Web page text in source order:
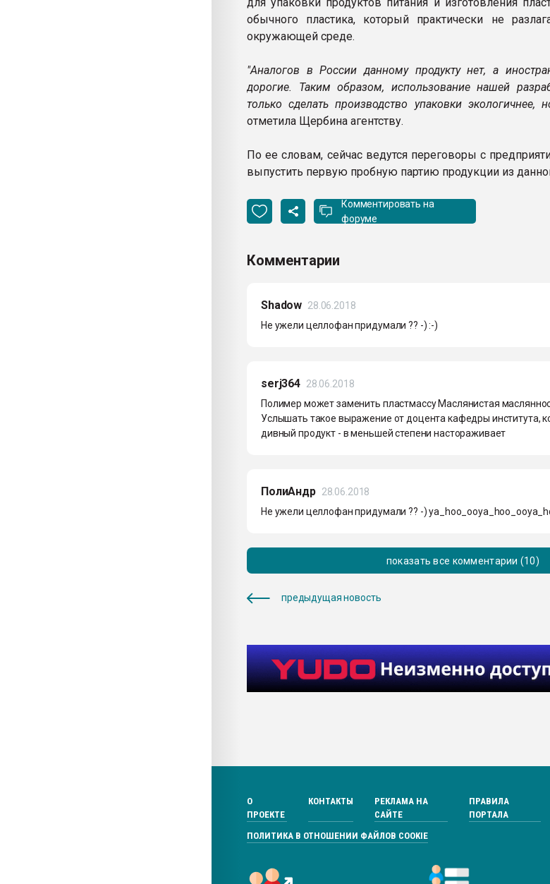
для упаковки продуктов питания и изготовления
обычного пластика, который практически не
окружающей среде.
"Аналогов в России данному продукту нет, а
дорогие. Таким образом, использование нашей
только сделать производство упаковки
отметила Щербина агентству.
По ее словам, сейчас ведутся переговоры с
выпустить первую пробную партию продукции из
Комментировать на
форуме
Комментарии
Shadow 28.06.2018
Не ужели целлофан придумали ?? -) :-)
serj364 28.06.2018
Полимер может заменить пластмассу Маслянистая
Услышать такое выражение от доцента кафедры института,
дивный продукт - в меньшей степени настораживает
ПолиАндр 28.06.2018
Не ужели целлофан придумали ?? -)
показать все комментарии (10)
предыдущая новость
О
ПРОЕКТЕ
КОНТАКТЫ
РЕКЛАМА НА
САЙТЕ
ПРАВИЛА
ПОРТАЛА
ПОЛИТИКА В ОТНОШЕНИИ ФАЙЛОВ COOKIE